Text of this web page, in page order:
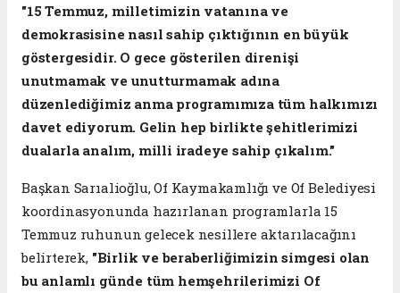
"15 Temmuz, milletimizin vatanına ve
demokrasisine nasıl sahip çıktığının en büyük
göstergesidir. O gece gösterilen direnişi
unutmamak ve unutturmamak adına
düzenlediğimiz anma programımıza tüm halkımızı
davet ediyorum. Gelin hep birlikte şehitlerimizi
dualarla analım, milli iradeye sahip çıkalım."
Başkan Sarıalioğlu, Of Kaymakamlığı ve Of Belediyesi
koordinasyonunda hazırlanan programlarla 15
Temmuz ruhunun gelecek nesillere aktarılacağını
belirterek, "Birlik ve beraberliğimizin simgesi olan
bu anlamlı günde tüm hemşehrilerimizi Of